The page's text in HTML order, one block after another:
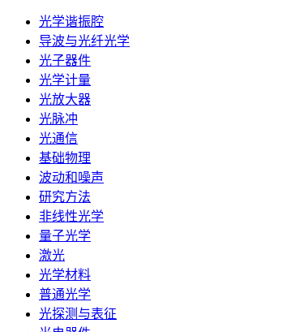
光学谐振腔
导波与光纤光学
光子器件
光学计量
光放大器
光脉冲
光通信
基础物理
波动和噪声
研究方法
非线性光学
量子光学
激光
光学材料
普通光学
光探测与表征